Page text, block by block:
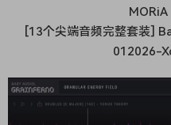
[13个尖端音频完整套装]
012026-